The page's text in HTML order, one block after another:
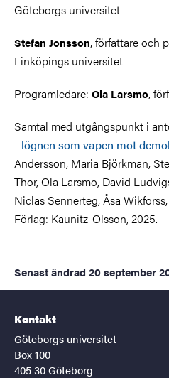
Göteborgs universitet
Stefan Jonsson, författare och
Linköpings universitet
Programledare: Ola Larsmo,
Samtal med utgångspunkt i
- lögnen som vapen mot
Andersson, Maria Björkman,
Thor, Ola Larsmo, David
Niclas Sennerteg, Åsa
Förlag: Kaunitz-Olsson, 2025.
Senast ändrad 20 september
Kontakt
Göteborgs universitet
Box 100
405 30 Göteborg